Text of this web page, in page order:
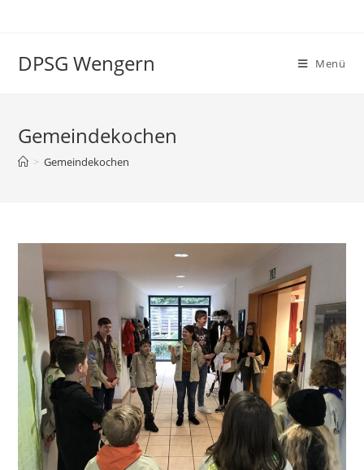
DPSG Wengern Menü
Gemeindekochen
> Gemeindekochen